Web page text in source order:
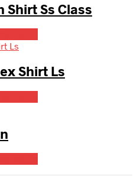
Ss Class
Shirt Ls